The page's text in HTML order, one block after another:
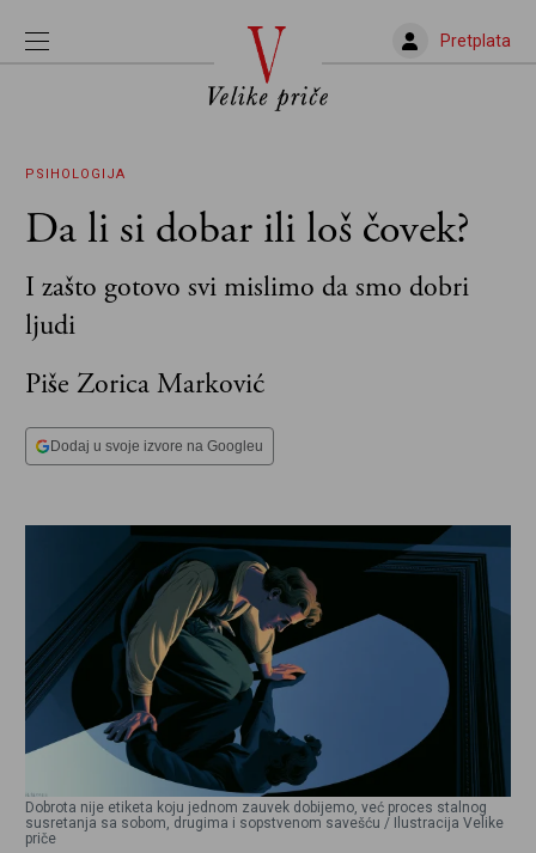
Pretplata
PSIHOLOGIJA
Da li si dobar ili loš čovek?
I zašto gotovo svi mislimo da smo dobri
ljudi
Piše Zorica Marković
Dodaj u svoje izvore na Googleu
Dobrota nije etiketa koju jednom zauvek dobijemo, već proces stalnog
susretanja sa sobom, drugima i sopstvenom savešću / Ilustracija Velike
priče